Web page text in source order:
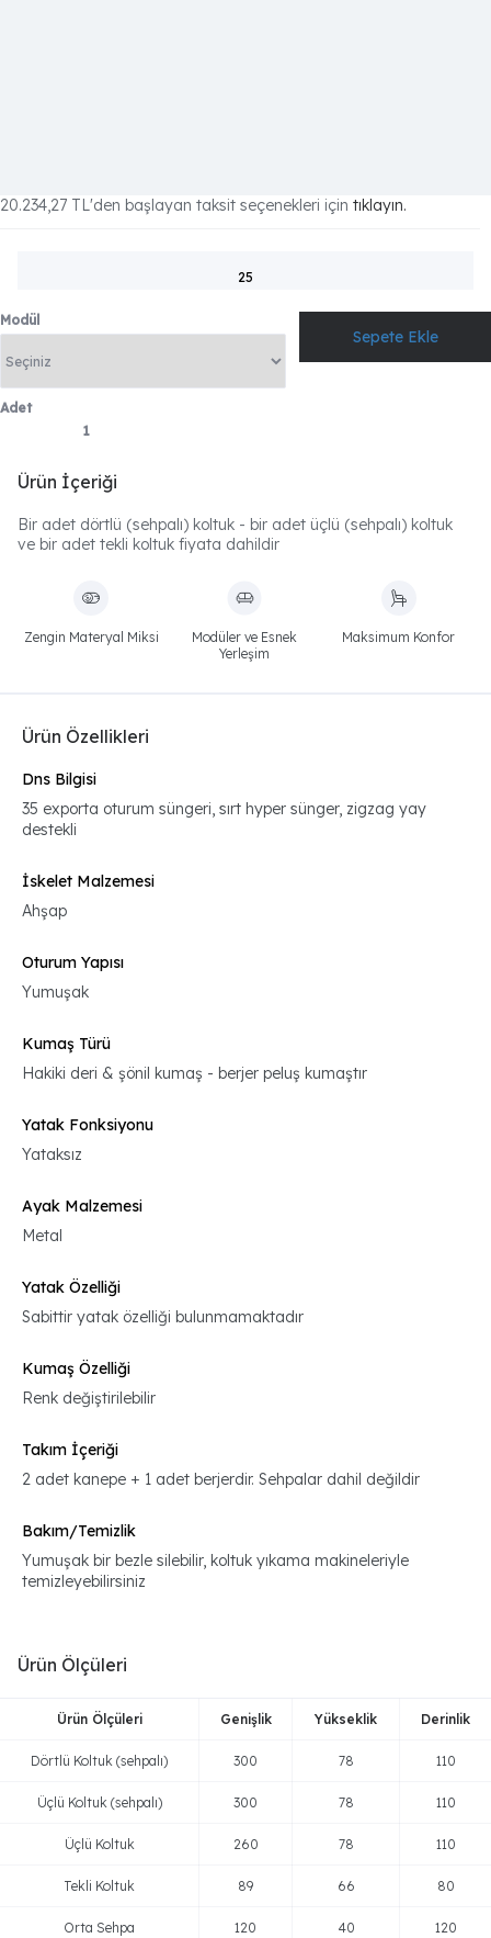
20.234,27 TL'den başlayan taksit seçenekleri için tıklayın.
25
Modül
Adet
Ürün İçeriği
Bir adet dörtlü (sehpalı) koltuk - bir adet üçlü (sehpalı) koltuk
ve bir adet tekli koltuk fiyata dahildir
Zengin Materyal Miksi
Modüler ve Esnek
Yerleşim
Maksimum Konfor
Ürün Özellikleri
Dns Bilgisi
35 exporta oturum süngeri, sırt hyper sünger, zigzag yay
destekli
İskelet Malzemesi
Ahşap
Oturum Yapısı
Yumuşak
Kumaş Türü
Hakiki deri & şönil kumaş - berjer peluş kumaştır
Yatak Fonksiyonu
Yataksız
Ayak Malzemesi
Metal
Yatak Özelliği
Sabittir yatak özelliği bulunmamaktadır
Kumaş Özelliği
Renk değiştirilebilir
Takım İçeriği
2 adet kanepe + 1 adet berjerdir. Sehpalar dahil değildir
Bakım/Temizlik
Yumuşak bir bezle silebilir, koltuk yıkama makineleriyle
temizleyebilirsiniz
Ürün Ölçüleri
Ürün Ölçüleri Genişlik Yükseklik Derinlik
Dörtlü Koltuk (sehpalı) 300 78 110
Üçlü Koltuk (sehpalı) 300 78 110
Üçlü Koltuk 260 78 110
Tekli Koltuk 89 66 80
Orta Sehpa 120 40 120